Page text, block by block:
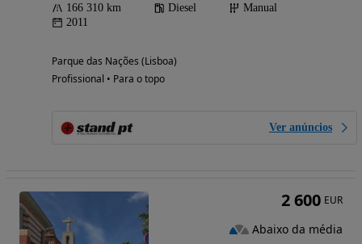
166 310 km Diesel
Manual
2011
Parque das Nações (Lisboa)
Profissional • Para o topo
Ver anúncios
2 600 EUR
Abaixo da média